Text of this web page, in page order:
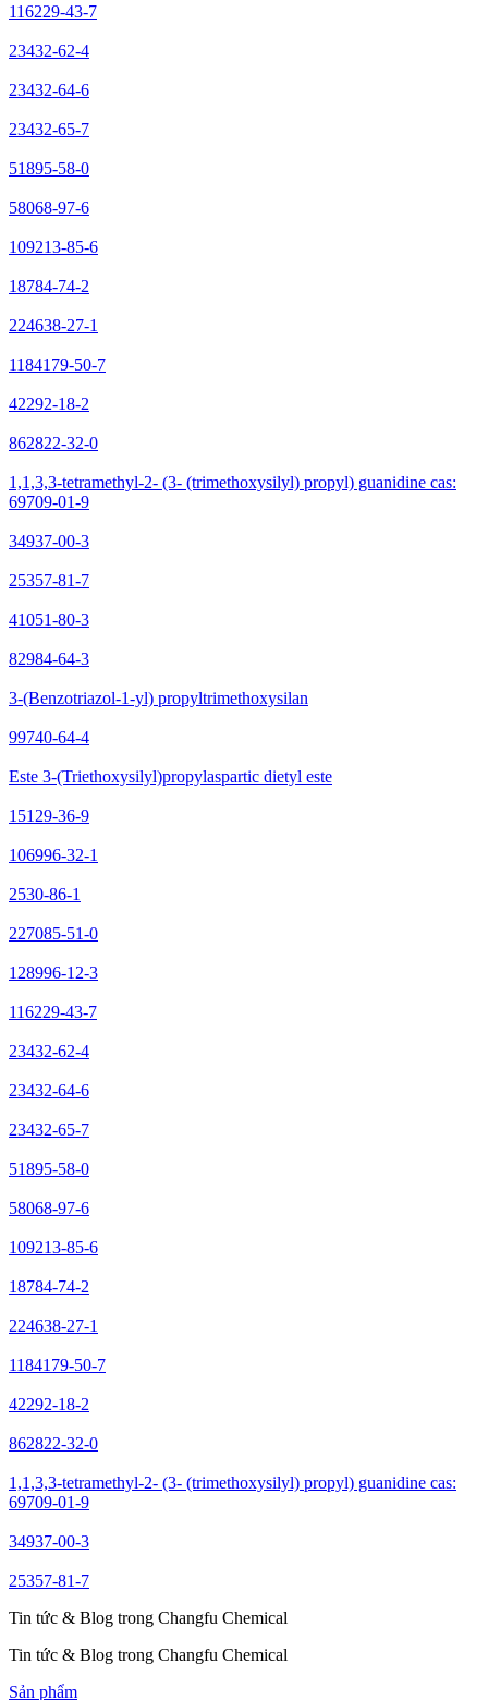
116229-43-7
23432-62-4
23432-64-6
23432-65-7
51895-58-0
58068-97-6
109213-85-6
18784-74-2
224638-27-1
1184179-50-7
42292-18-2
862822-32-0
1,1,3,3-tetramethyl-2- (3- (trimethoxysilyl) propyl) guanidine cas:
69709-01-9
34937-00-3
25357-81-7
41051-80-3
82984-64-3
3-(Benzotriazol-1-yl) propyltrimethoxysilan
99740-64-4
Este 3-(Triethoxysilyl)propylaspartic dietyl este
15129-36-9
106996-32-1
2530-86-1
227085-51-0
128996-12-3
116229-43-7
23432-62-4
23432-64-6
23432-65-7
51895-58-0
58068-97-6
109213-85-6
18784-74-2
224638-27-1
1184179-50-7
42292-18-2
862822-32-0
1,1,3,3-tetramethyl-2- (3- (trimethoxysilyl) propyl) guanidine cas:
69709-01-9
34937-00-3
25357-81-7
Tin tức & Blog trong Changfu Chemical
Tin tức & Blog trong Changfu Chemical
Sản phẩm